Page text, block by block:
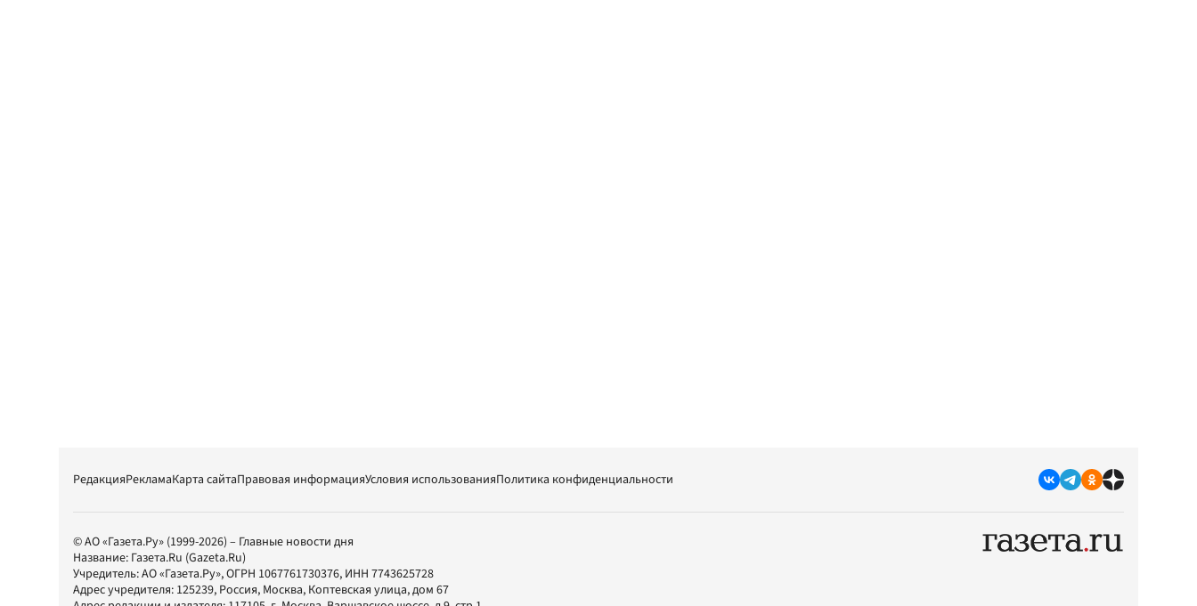
РедакцияРекламаКарта сайтаПравовая информацияУсловия использованияПолитика конфиденциальности
© АО «Газета.Ру» (1999-2026) – Главные новости дня
Название: Газета.Ru (Gazeta.Ru)
Учредитель:АО «Газета.Ру», ОГРН 1067761730376, ИНН 7743625728
Адрес учредителя: 125239, Россия, Москва, Коптевская улица, дом 67